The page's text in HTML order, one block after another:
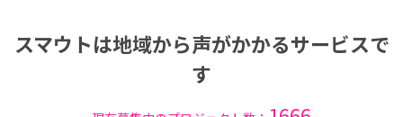
スマウトは地域から声がかかるサービスで
す